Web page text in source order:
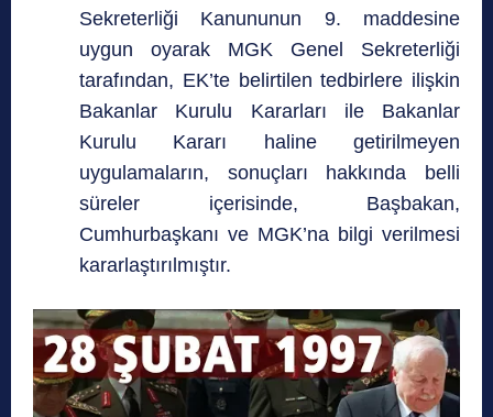
Sekreterliği Kanununun 9. maddesine
uygun oyarak MGK Genel Sekreterliği
tarafından, EK’te belirtilen tedbirlere ilişkin
Bakanlar Kurulu Kararları ile Bakanlar
Kurulu Kararı haline getirilmeyen
uygulamaların, sonuçları hakkında belli
süreler içerisinde, Başbakan,
Cumhurbaşkanı ve MGK’na bilgi verilmesi
kararlaştırılmıştır.